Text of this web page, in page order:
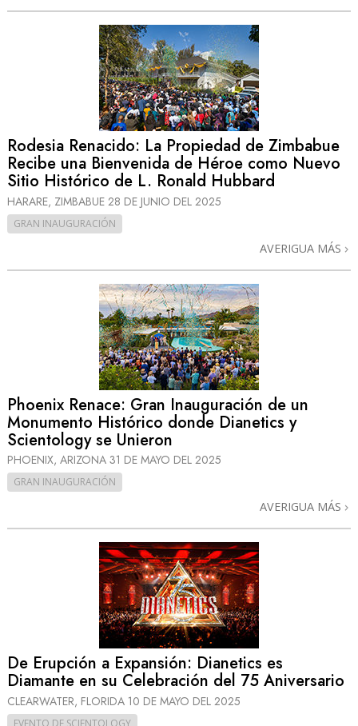
Rodesia Renacido: La Propiedad de Zimbabue
Recibe una Bienvenida de Héroe como Nuevo
Sitio Histórico de L. Ronald Hubbard
HARARE, ZIMBABUE 28 DE JUNIO DEL 2025
GRAN INAUGURACIÓN
AVERIGUA MÁS
Phoenix Renace: Gran Inauguración de un
Monumento Histórico donde Dianetics y
Scientology se Unieron
PHOENIX, ARIZONA 31 DE MAYO DEL 2025
GRAN INAUGURACIÓN
AVERIGUA MÁS
De Erupción a Expansión: Dianetics es
Diamante en su Celebración del 75 Aniversario
CLEARWATER, FLORIDA 10 DE MAYO DEL 2025
EVENTO DE SCIENTOLOGY